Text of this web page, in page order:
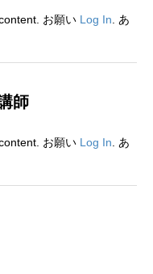
お願い Log In . あ
師
お願い Log In . あ